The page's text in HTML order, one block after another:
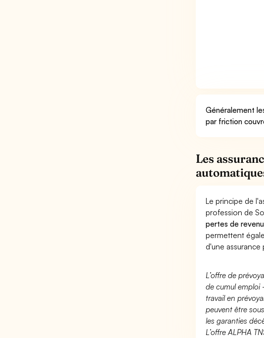
Généralement
par friction
Les
Le principe de
profession de
pertes de
permettent
d'une
L’offre de
de cumul emploi
travail en
peuvent être
les garanties
L’offre ALPHA